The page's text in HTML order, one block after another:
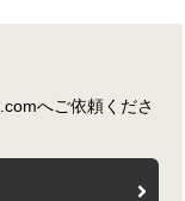
へご依頼くださ